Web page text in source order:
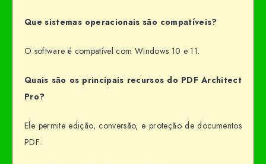
Que sistemas operacionais são compatíveis?
O software é compatível com Windows 10 e 11.
Quais são os principais recursos do PDF Architect
Pro?
Ele permite edição, conversão, e proteção de documentos
PDF.